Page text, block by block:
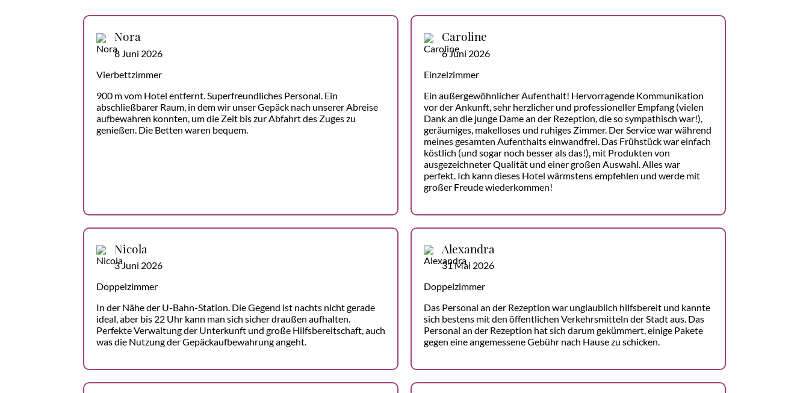
Nora
8 Juni 2026
Vierbettzimmer
900 m vom Hotel entfernt. Superfreundliches Personal. Ein
abschließbarer Raum, in dem wir unser Gepäck nach unserer Abreise
aufbewahren konnten, um die Zeit bis zur Abfahrt des Zuges zu
genießen. Die Betten waren bequem.
Caroline
6 Juni 2026
Einzelzimmer
Ein außergewöhnlicher Aufenthalt! Hervorragende Kommunikation
vor der Ankunft, sehr herzlicher und professioneller Empfang (vielen
Dank an die junge Dame an der Rezeption, die so sympathisch war!),
geräumiges, makelloses und ruhiges Zimmer. Der Service war während
meines gesamten Aufenthalts einwandfrei. Das Frühstück war einfach
köstlich (und sogar noch besser als das!), mit Produkten von
ausgezeichneter Qualität und einer großen Auswahl. Alles war
perfekt. Ich kann dieses Hotel wärmstens empfehlen und werde mit
großer Freude wiederkommen!
Nicola
3 Juni 2026
Doppelzimmer
In der Nähe der U-Bahn-Station. Die Gegend ist nachts nicht gerade
ideal, aber bis 22 Uhr kann man sich sicher draußen aufhalten.
Perfekte Verwaltung der Unterkunft und große Hilfsbereitschaft, auch
was die Nutzung der Gepäckaufbewahrung angeht.
Alexandra
31 Mai 2026
Doppelzimmer
Das Personal an der Rezeption war unglaublich hilfsbereit und kannte
sich bestens mit den öffentlichen Verkehrsmitteln der Stadt aus. Das
Personal an der Rezeption hat sich darum gekümmert, einige Pakete
gegen eine angemessene Gebühr nach Hause zu schicken.